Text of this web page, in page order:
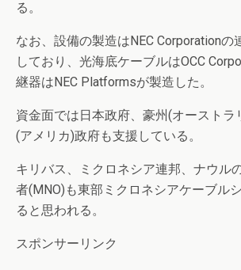
る。
なお、設備の製造はNEC Corporationの
しており、光海底ケーブルはOCC
継器はNEC Platformsが製造した。
資金面では日本政府、豪州(オーストラ
(アメリカ)政府も支援している。
キリバス、ミクロネシア連邦、ナウル
者(MNO)も東部ミクロネシアケーブル
ると思われる。
スポンサーリンク